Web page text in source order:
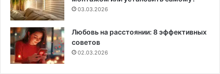
03.03.2026
Любовь на расстоянии: 8 эффективных
советов
02.03.2026